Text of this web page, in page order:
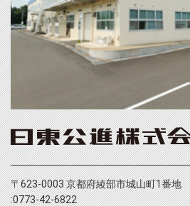
〒623-0003 京都府綾部市城山町1番
:0773-42-6822